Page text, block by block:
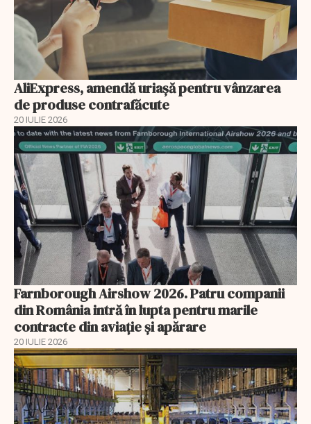
AliExpress, amendă uriaşă pentru vânzarea
de produse contrafăcute
20 IULIE 2026
Farnborough Airshow 2026. Patru companii
din România intră în lupta pentru marile
contracte din aviație și apărare
20 IULIE 2026